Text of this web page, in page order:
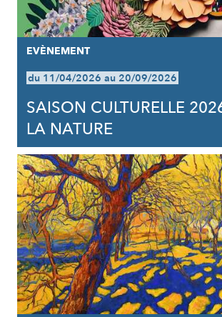
EVÈNEMENT
du 11/04/2026 au 20/09/2026
SAISON CULTURELLE
LA NATURE